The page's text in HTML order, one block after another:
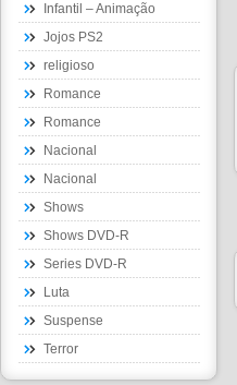
Infantil – Animação
Jojos PS2
religioso
Romance
Romance
Nacional
Nacional
Shows
Shows DVD-R
Series DVD-R
Luta
Suspense
Terror